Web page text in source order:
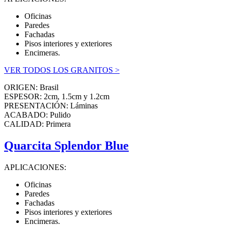
Oficinas
Paredes
Fachadas
Pisos interiores y exteriores
Encimeras.
VER TODOS LOS GRANITOS >
ORIGEN: Brasil
ESPESOR: 2cm, 1.5cm y 1.2cm
PRESENTACIÓN: Láminas
ACABADO: Pulido
CALIDAD: Primera
Quarcita Splendor Blue
APLICACIONES:
Oficinas
Paredes
Fachadas
Pisos interiores y exteriores
Encimeras.